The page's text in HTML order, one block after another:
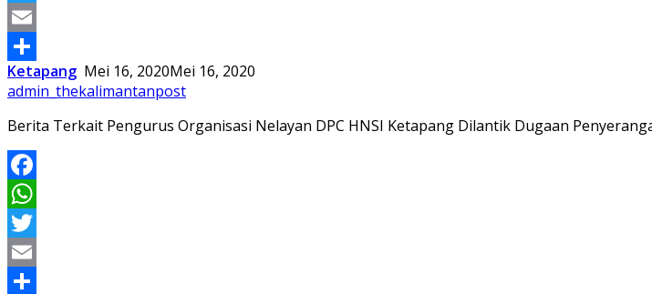
Twitter
Email
Share
Ketapang Mei 16, 2020Mei 16, 2020
admin_thekalimantanpost
Berita Terkait Pengurus Organisasi Nelayan DPC HNSI Ketapang Dilantik Dugaan
Facebook
WhatsApp
Twitter
Email